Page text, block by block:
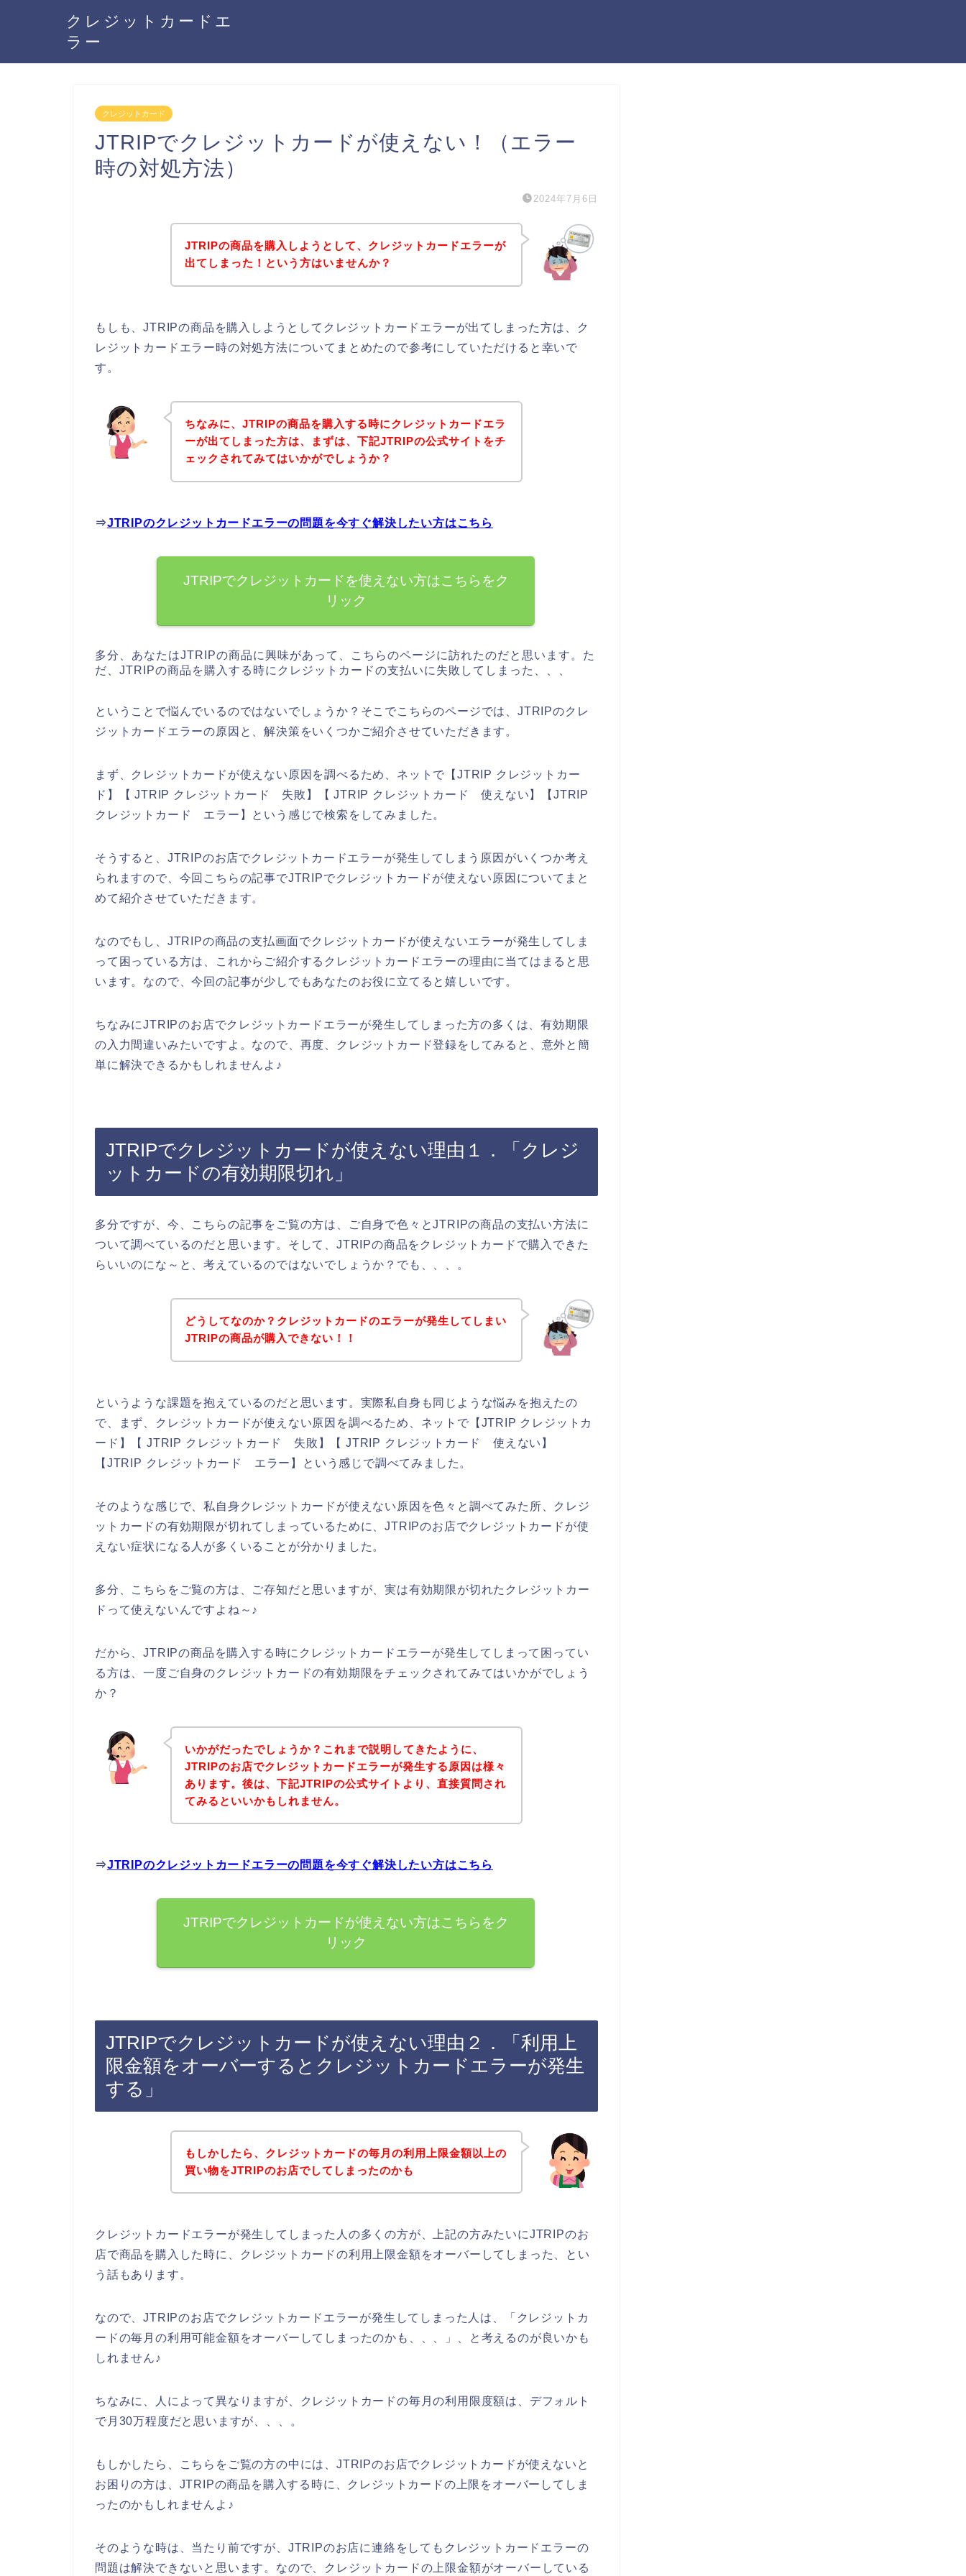
クレジットカードエ
ラー
クレジットカード
JTRIPでクレジットカードが使えない！（エラー
時の対処方法）
2024年7月6日
JTRIPの商品を購入しようとして、クレジットカードエラーが
出てしまった！という方はいませんか？
もしも、JTRIPの商品を購入しようとしてクレジットカードエラーが出てしまった方は、ク
レジットカードエラー時の対処方法についてまとめたので参考にしていただけると幸いで
す。
ちなみに、JTRIPの商品を購入する時にクレジットカードエラ
ーが出てしまった方は、まずは、下記JTRIPの公式サイトをチ
ェックされてみてはいかがでしょうか？
⇒JTRIPのクレジットカードエラーの問題を今すぐ解決したい方はこちら
JTRIPでクレジットカードを使えない方はこちらをク
リック
多分、あなたはJTRIPの商品に興味があって、こちらのページに訪れたのだと思います。た
だ、JTRIPの商品を購入する時にクレジットカードの支払いに失敗してしまった、、、
ということで悩んでいるのではないでしょうか？そこでこちらのページでは、JTRIPのクレ
ジットカードエラーの原因と、解決策をいくつかご紹介させていただきます。
まず、クレジットカードが使えない原因を調べるため、ネットで【JTRIP クレジットカー
ド】【 JTRIP クレジットカード 失敗】【 JTRIP クレジットカード 使えない】【JTRIP
クレジットカード エラー】という感じで検索をしてみました。
そうすると、JTRIPのお店でクレジットカードエラーが発生してしまう原因がいくつか考え
られますので、今回こちらの記事でJTRIPでクレジットカードが使えない原因についてまと
めて紹介させていただきます。
なのでもし、JTRIPの商品の支払画面でクレジットカードが使えないエラーが発生してしま
って困っている方は、これからご紹介するクレジットカードエラーの理由に当てはまると思
います。なので、今回の記事が少しでもあなたのお役に立てると嬉しいです。
ちなみにJTRIPのお店でクレジットカードエラーが発生してしまった方の多くは、有効期限
の入力間違いみたいですよ。なので、再度、クレジットカード登録をしてみると、意外と簡
単に解決できるかもしれませんよ♪
JTRIPでクレジットカードが使えない理由１．「クレジ
ットカードの有効期限切れ」
多分ですが、今、こちらの記事をご覧の方は、ご自身で色々とJTRIPの商品の支払い方法に
ついて調べているのだと思います。そして、JTRIPの商品をクレジットカードで購入できた
らいいのにな～と、考えているのではないでしょうか？でも、、、。
どうしてなのか？クレジットカードのエラーが発生してしまい
JTRIPの商品が購入できない！！
というような課題を抱えているのだと思います。実際私自身も同じような悩みを抱えたの
で、まず、クレジットカードが使えない原因を調べるため、ネットで【JTRIP クレジットカ
ード】【 JTRIP クレジットカード 失敗】【 JTRIP クレジットカード 使えない】
【JTRIP クレジットカード エラー】という感じで調べてみました。
そのような感じで、私自身クレジットカードが使えない原因を色々と調べてみた所、クレジ
ットカードの有効期限が切れてしまっているために、JTRIPのお店でクレジットカードが使
えない症状になる人が多くいることが分かりました。
多分、こちらをご覧の方は、ご存知だと思いますが、実は有効期限が切れたクレジットカー
ドって使えないんですよね～♪
だから、JTRIPの商品を購入する時にクレジットカードエラーが発生してしまって困ってい
る方は、一度ご自身のクレジットカードの有効期限をチェックされてみてはいかがでしょう
か？
いかがだったでしょうか？これまで説明してきたように、
JTRIPのお店でクレジットカードエラーが発生する原因は様々
あります。後は、下記JTRIPの公式サイトより、直接質問され
てみるといいかもしれません。
⇒JTRIPのクレジットカードエラーの問題を今すぐ解決したい方はこちら
JTRIPでクレジットカードが使えない方はこちらをク
リック
JTRIPでクレジットカードが使えない理由２．「利用上
限金額をオーバーするとクレジットカードエラーが発生
する」
もしかしたら、クレジットカードの毎月の利用上限金額以上の
買い物をJTRIPのお店でしてしまったのかも
クレジットカードエラーが発生してしまった人の多くの方が、上記の方みたいにJTRIPのお
店で商品を購入した時に、クレジットカードの利用上限金額をオーバーしてしまった、とい
う話もあります。
なので、JTRIPのお店でクレジットカードエラーが発生してしまった人は、「クレジットカ
ードの毎月の利用可能金額をオーバーしてしまったのかも、、、」、と考えるのが良いかも
しれません♪
ちなみに、人によって異なりますが、クレジットカードの毎月の利用限度額は、デフォルト
で月30万程度だと思いますが、、、。
もしかしたら、こちらをご覧の方の中には、JTRIPのお店でクレジットカードが使えないと
お困りの方は、JTRIPの商品を購入する時に、クレジットカードの上限をオーバーしてしま
ったのかもしれませんよ♪
そのような時は、当たり前ですが、JTRIPのお店に連絡をしてもクレジットカードエラーの
問題は解決できないと思います。なので、クレジットカードの上限金額がオーバーしている